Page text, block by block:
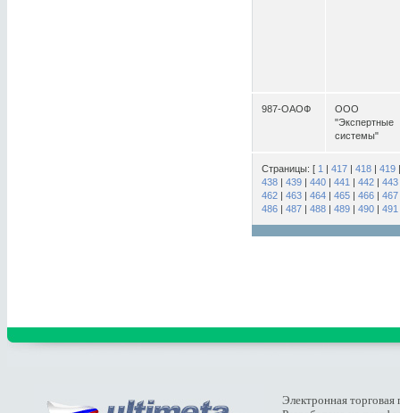
987-ОАОФ
ООО
"Экспертные
системы"
Страницы: [ 1 | 417 | 418 | 419
438 | 439 | 440 | 441 | 442 | 443
462 | 463 | 464 | 465 | 466 | 467
486 | 487 | 488 | 489 | 490 | 491
Электронная